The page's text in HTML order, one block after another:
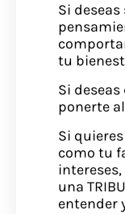
Si
tu
Si
ponerte
Si
como tu
una
entender